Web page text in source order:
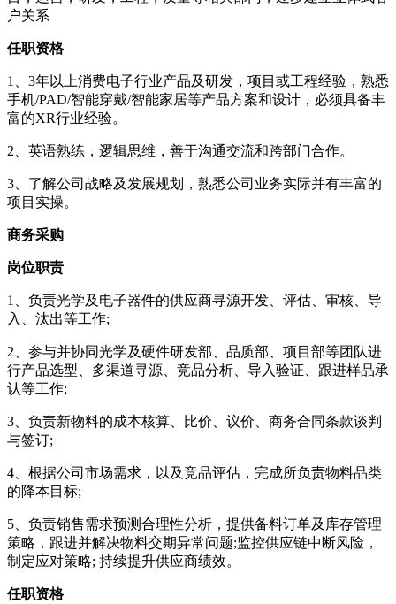
户关系
任职资格
1、3年以上消费电子行业产品及研发，项目或工程经验，熟悉
手机/PAD/智能穿戴/智能家居等产品方案和设计，必须具备丰
富的XR行业经验。
2、英语熟练，逻辑思维，善于沟通交流和跨部门合作。
3、了解公司战略及发展规划，熟悉公司业务实际并有丰富的
项目实操。
商务采购
岗位职责
1、负责光学及电子器件的供应商寻源开发、评估、审核、导
入、汰出等工作;
2、参与并协同光学及硬件研发部、品质部、项目部等团队进
行产品选型、多渠道寻源、竞品分析、导入验证、跟进样品承
认等工作;
3、负责新物料的成本核算、比价、议价、商务合同条款谈判
与签订;
4、根据公司市场需求，以及竞品评估，完成所负责物料品类
的降本目标;
5、负责销售需求预测合理性分析，提供备料订单及库存管理
策略，跟进并解决物料交期异常问题;监控供应链中断风险，
制定应对策略; 持续提升供应商绩效。
任职资格